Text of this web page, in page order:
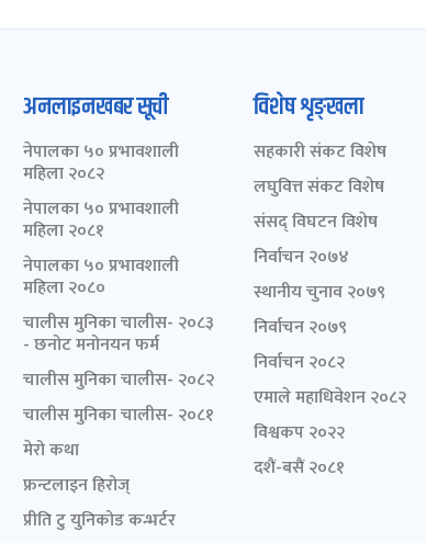
अनलाइनखबर सूची
नेपालका ५० प्रभावशाली
महिला २०८२
नेपालका ५० प्रभावशाली
महिला २०८१
नेपालका ५० प्रभावशाली
महिला २०८०
चालीस मुनिका चालीस- २०८३
- छनोट मनोनयन फर्म
चालीस मुनिका चालीस- २०८२
चालीस मुनिका चालीस- २०८१
मेरो कथा
फ्रन्टलाइन हिरोज्
प्रीति टु युनिकोड कन्भर्टर
विशेष शृङ्खला
सहकारी संकट विशेष
लघुवित्त संकट विशेष
संसद् विघटन विशेष
निर्वाचन २०७४
स्थानीय चुनाव २०७९
निर्वाचन २०७९
निर्वाचन २०८२
एमाले महाधिवेशन २०८२
विश्वकप २०२२
दशैं-बसैं २०८१